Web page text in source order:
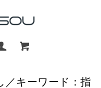
／キーワード：指